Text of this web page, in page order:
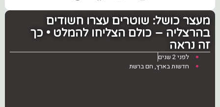
מעצר כושל: שוטרים עצרו חשודים
בהרצליה – כולם הצליחו להמלט • כך
זה נראה
לפני 2 שנים
חדשות בארץ, חם ברשת